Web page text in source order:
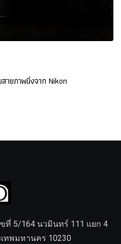
ายภาพนิ่งจาก Nikon
ที่ 5/164 นวมินทร์ 111 แยก 4
ทพมหานคร 10230